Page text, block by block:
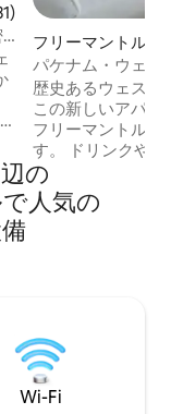
件、5つ星中4.97つ
フリーマントルの
ン・アパート
パケナム・ウェス
ント
歴史あるウェスト
この新しいアパー
フリーマントルの
す。 ドリンクや
バルコニーからは
な屋根が見渡せます。 フリーマ
有名なフィッシ
ョンです。 この
ウイルスの隔離や
ん。
の
人⁠気⁠の
Wi-Fi